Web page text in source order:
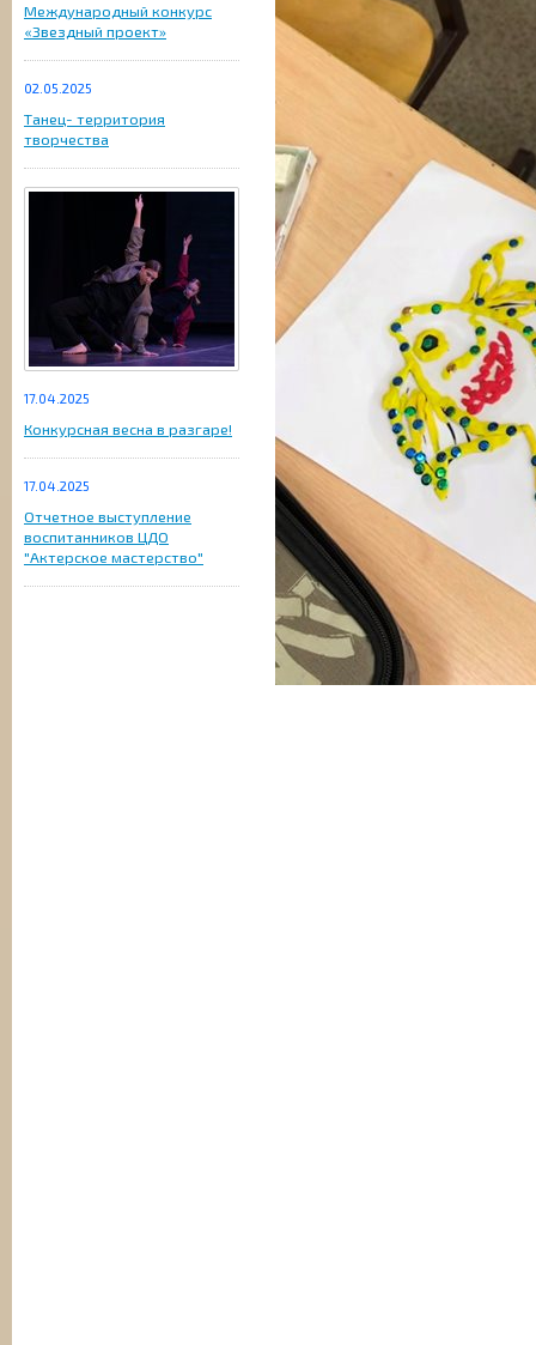
Международный конкурс
«Звездный проект»
02.05.2025
Танец- территория
творчества
17.04.2025
Конкурсная весна в разгаре!
17.04.2025
Отчетное выступление
воспитанников ЦДО
"Актерское мастерство"